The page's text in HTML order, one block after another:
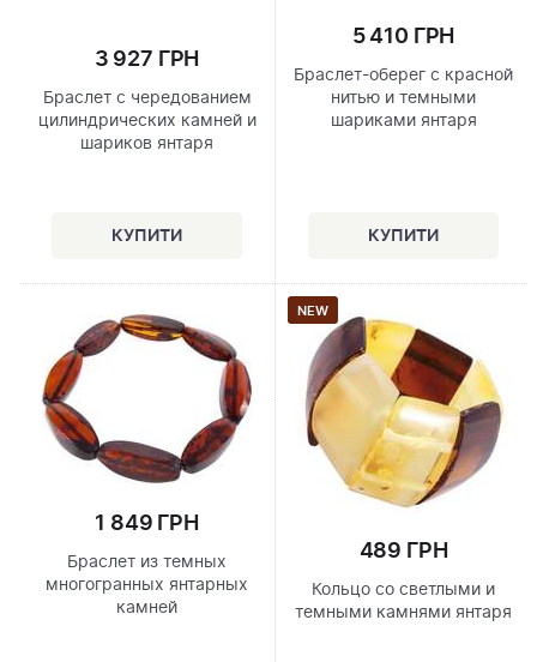
3 927 ГРН
Браслет с чередованием
цилиндрических камней и
шариков янтаря
5 410 ГРН
Браслет-оберег с красной
нитью и темными
шариками янтаря
1 849 ГРН
Браслет из темных
многогранных янтарных
камней
NEW
489 ГРН
Кольцо со светлыми и
темными камнями янтаря